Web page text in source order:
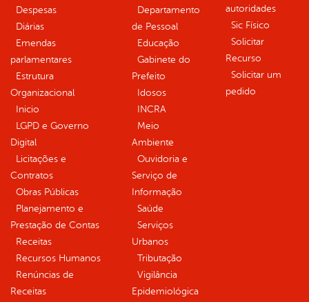
Despesas
Diárias
Emendas
parlamentares
Estrutura
Organizacional
Inicio
LGPD e Governo
Digital
Licitações e
Contratos
Obras Públicas
Planejamento e
Prestação de Contas
Receitas
Recursos Humanos
Renúncias de
Receitas
Departamento
de Pessoal
Educação
Gabinete do
Prefeito
Idosos
INCRA
Meio
Ambiente
Ouvidoria e
Serviço de
Informação
Saúde
Serviços
Urbanos
Tributação
Vigilância
Epidemiológica
autoridades
Sic Físico
Solicitar
Recurso
Solicitar um
pedido